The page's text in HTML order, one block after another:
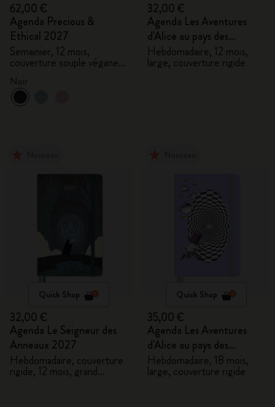
62,00 €
Agenda Precious &
Ethical 2027
Semainier, 12 mois,
couverture souple végane,
32,00 €
Agenda Les Aventures
d'Alice au pays des
merveilles 2027
Hebdomadaire, 12 mois,
large, couverture rigide
Quick Shop
32,00 €
Agenda Le Seigneur des
Anneaux 2027
Hebdomadaire, couverture
rigide, 12 mois, grand
format
Quick Shop
35,00 €
Agenda Les Aventures
d'Alice au pays des
merveilles 2026/2027
Hebdomadaire, 18 mois,
large, couverture rigide